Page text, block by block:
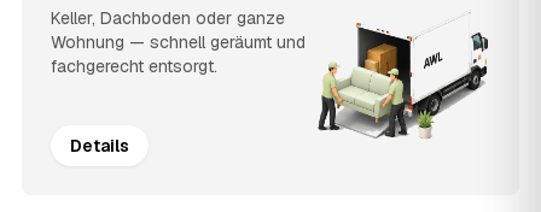
Keller, Dachboden oder ganze
Wohnung — schnell geräumt und
fachgerecht entsorgt.
Details